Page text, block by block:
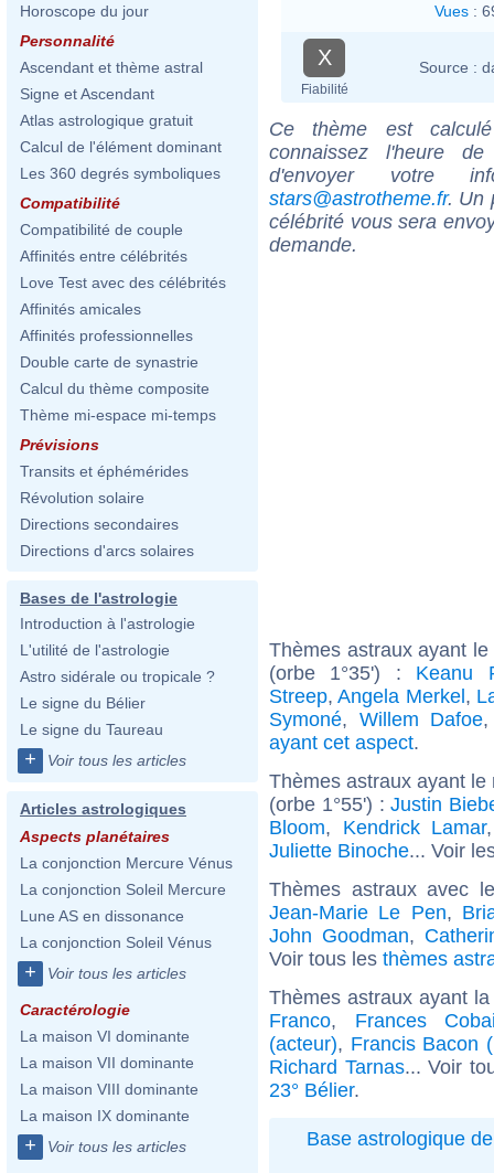
Horoscope du jour
Personnalité
Ascendant et thème astral
Signe et Ascendant
Atlas astrologique gratuit
Calcul de l'élément dominant
Les 360 degrés symboliques
Compatibilité
Compatibilité de couple
Affinités entre célébrités
Love Test avec des célébrités
Affinités amicales
Affinités professionnelles
Double carte de synastrie
Calcul du thème composite
Thème mi-espace mi-temps
Prévisions
Transits et éphémérides
Révolution solaire
Directions secondaires
Directions d'arcs solaires
Bases de l'astrologie
Introduction à l'astrologie
L'utilité de l'astrologie
Astro sidérale ou tropicale ?
Le signe du Bélier
Le signe du Taureau
+ Voir tous les articles
Articles astrologiques
Aspects planétaires
La conjonction Mercure Vénus
La conjonction Soleil Mercure
Lune AS en dissonance
La conjonction Soleil Vénus
+ Voir tous les articles
Caractérologie
La maison VI dominante
La maison VII dominante
La maison VIII dominante
La maison IX dominante
+ Voir tous les articles
Vues :
X
Fiabilité
Source :
Ce thème est
connaissez l'heure
d'envoyer votre
stars@astrotheme.fr. Un
célébrité vous sera
demande.
Thèmes astraux ayant
(orbe 1°35') : Keanu
Streep,Angela Merkel,
Symoné, Willem Dafoe
ayant cet aspect.
Thèmes astraux ayant
(orbe 1°55') :Justin
Bloom, Kendrick Lamar
Juliette Binoche... Voir
Thèmes astraux avec
Jean-Marie Le Pen,
John Goodman,
Voir tous les thèmes
Thèmes astraux ayant
Franco, Frances
(acteur), Francis Bacon
Richard Tarnas... Voir
23° Bélier.
Base astrologique